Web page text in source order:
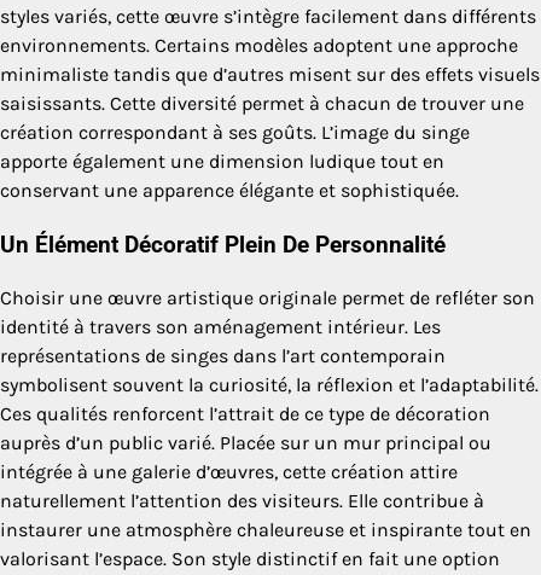
styles variés, cette œuvre s’intègre facilement dans différents
environnements. Certains modèles adoptent une approche
minimaliste tandis que d’autres misent sur des effets visuels
saisissants. Cette diversité permet à chacun de trouver une
création correspondant à ses goûts. L’image du singe
apporte également une dimension ludique tout en
conservant une apparence élégante et sophistiquée.
Un Élément Décoratif Plein De Personnalité
Choisir une œuvre artistique originale permet de refléter son
identité à travers son aménagement intérieur. Les
représentations de singes dans l’art contemporain
symbolisent souvent la curiosité, la réflexion et l’adaptabilité.
Ces qualités renforcent l’attrait de ce type de décoration
auprès d’un public varié. Placée sur un mur principal ou
intégrée à une galerie d’œuvres, cette création attire
naturellement l’attention des visiteurs. Elle contribue à
instaurer une atmosphère chaleureuse et inspirante tout en
valorisant l’espace. Son style distinctif en fait une option